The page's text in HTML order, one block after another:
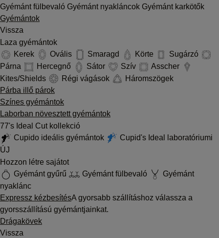
Gyémánt fülbevaló Gyémánt nyakláncok Gyémánt karkötők
Gyémántok
Vissza
Laza gyémántok
Kerek
Ovális Smaragd Körte
Sugárzó
Párna
Hercegnő Sátor Szív
Asscher
Kites/Shields
Régi vágások
Háromszögek
Párba illő párok
Színes gyémántok
Laborban növesztett gyémántok
77's Ideal Cut kollekció
Cupido ideális gyémántok
Cupid's Ideal laboratóriumi
ÚJ
Hozzon létre sajátot
Gyémánt gyűrű
Gyémánt fülbevaló
Gyémánt
nyaklánc
Expressz kézbesítésA gyorsabb szállításhoz válassza a
gyorsszállítású gyémántjainkat.
Drágakövek
Vissza